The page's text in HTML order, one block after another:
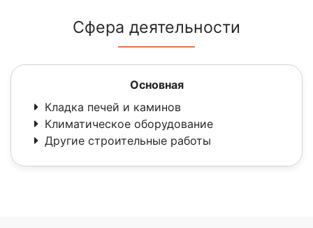
Сфера деятельности
Основная
Кладка печей и каминов
Климатическое оборудование
Другие строительные работы